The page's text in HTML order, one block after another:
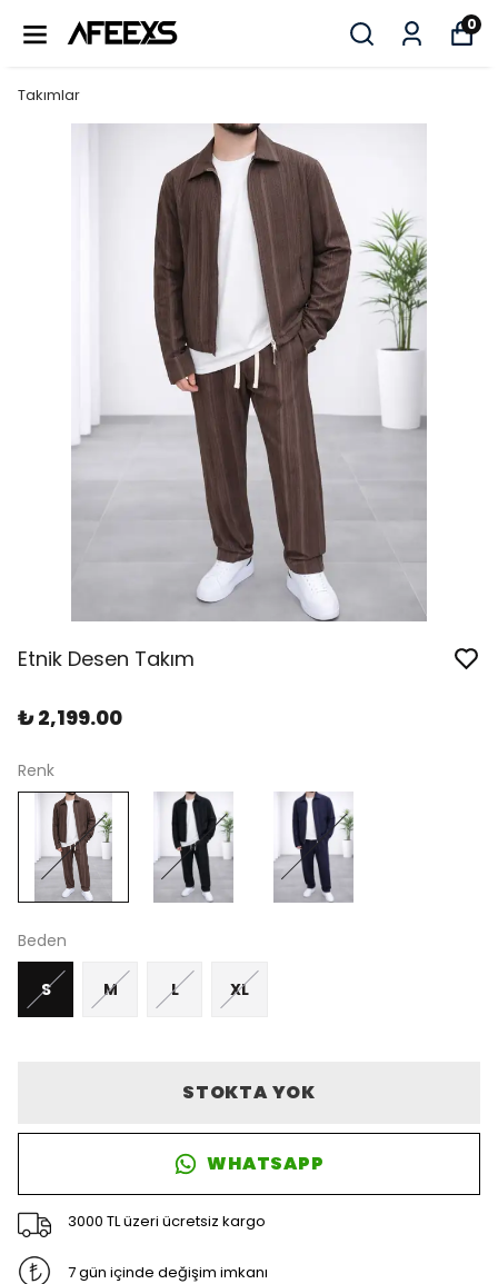
0
Takımlar
Etnik Desen Takım
₺ 2,199.00
Renk
Beden
S M L XL
STOKTA YOK
WHATSAPP
3000 TL üzeri ücretsiz kargo
7 gün içinde değişim imkanı